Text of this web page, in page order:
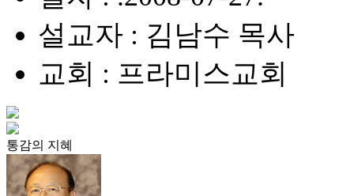
설교자 : 김남수 목사
교회 : 프라미스교회
통감의 지혜